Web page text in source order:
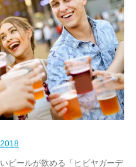
ビールが飲める「ヒビヤガーデ